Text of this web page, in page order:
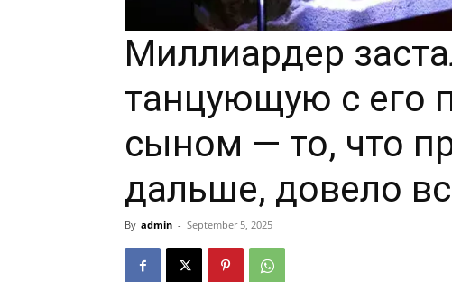
Миллиардер
танцующую с его
сыном — то, что
дальше, довело
By admin - September 5, 2025